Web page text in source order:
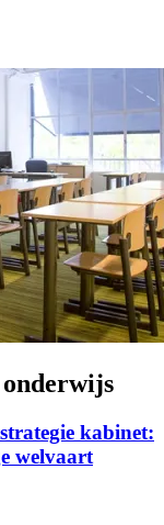
kabinet:
welvaart